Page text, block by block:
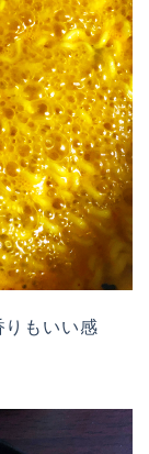
りもいい感